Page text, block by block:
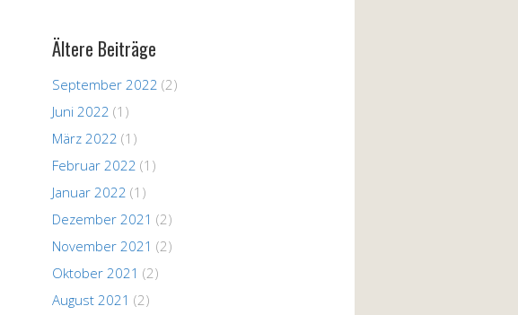
Ältere Beiträge
September 2022 (2)
Juni 2022 (1)
März 2022 (1)
Februar 2022 (1)
Januar 2022 (1)
Dezember 2021 (2)
November 2021 (2)
Oktober 2021 (2)
August 2021 (2)